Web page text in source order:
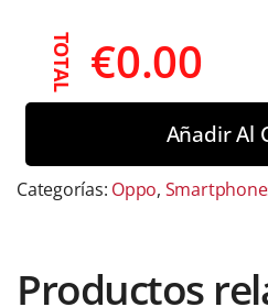
TOTAL €0.00
Añadir Al
Categorías: Oppo,
Productos